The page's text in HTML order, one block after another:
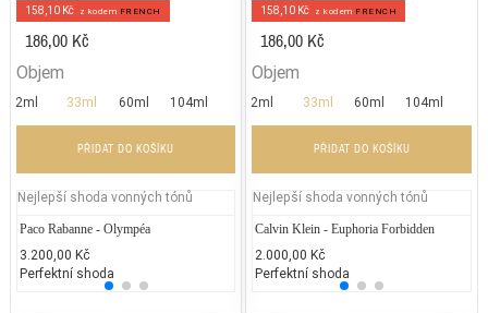
158,10 Kč z kodem FRENCH
186,00 Kč
Objem
2ml 33ml 60ml 104ml
PŘIDAT DO KOŠÍKU
Nejlepší shoda vonných tónů
Paco Rabanne - Olympéa
3.200,00 Kč
Perfektní shoda
Chanel - Coco Chanel
5.400,00 Kč
25% běžných vonných tónů
158,10 Kč z kodem FRENCH
186,00 Kč
Objem
2ml 33ml 60ml 104ml
PŘIDAT DO KOŠÍKU
Nejlepší shoda vonných tónů
Calvin Klein - Euphoria Forbidden
2.000,00 Kč
Perfektní shoda